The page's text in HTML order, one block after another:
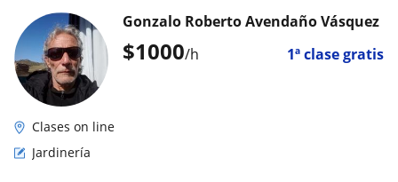
$1000/h 1ª clase gratis
Gonzalo Roberto Avendaño Vásquez
Clases on line
Jardinería